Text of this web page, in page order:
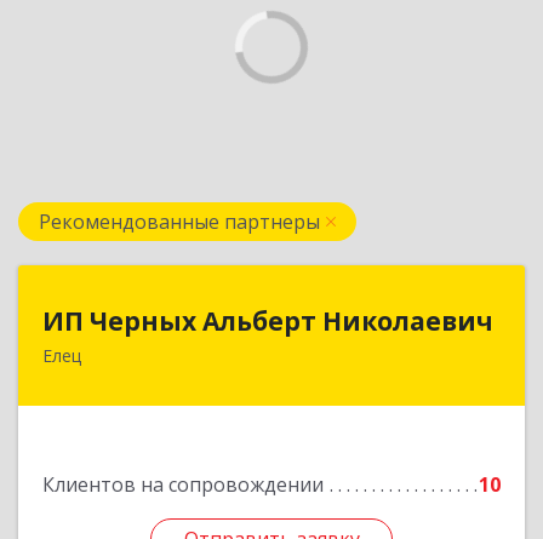
Рекомендованные партнеры
ИП Черных Альберт Николаевич
Елец
Клиентов на сопровождении 10
ИП Черных Альберт Николаевич
399771, Липецкая обл, Елец г, Н.Гусевой ул, 56А